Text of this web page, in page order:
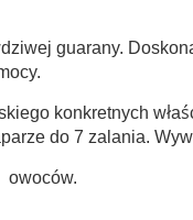
guarany.
konkretnych
do 7 zalania.
owoców.